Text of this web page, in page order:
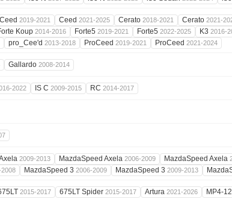
Ceed 2019-2021 Ceed 2021-2025 Cerato 2018-2021 Cerato 2021-
Koup 2014-2016 Forte5 2019-2021 Forte5 2022-2025 K3 2016-
pro_Cee'd 2013-2018 ProCeed 2019-2021 ProCeed 2021-2024
Gallardo 2008-2014
2022 IS C 2009-2015 RC 2014-2017
2009-2013 MazdaSpeed Axela 2006-2009 MazdaSpeed Axela
MazdaSpeed 3 2006-2009 MazdaSpeed 3 2009-2013
2015-2017 675LT Spider 2015-2017 Artura 2021-2026 MP4-